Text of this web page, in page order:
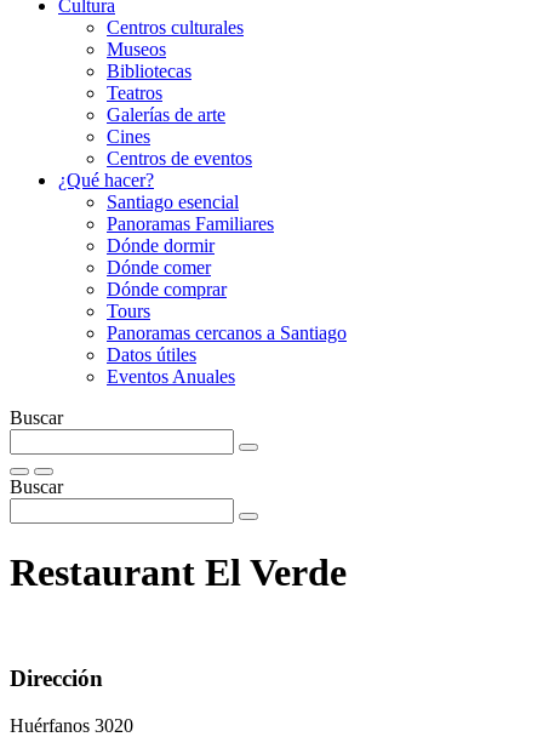
Cultura
Centros culturales
Museos
Bibliotecas
Teatros
Galerí­as de arte
Cines
Centros de eventos
¿Qué hacer?
Santiago esencial
Panoramas Familiares
Dónde dormir
Dónde comer
Dónde comprar
Tours
Panoramas cercanos a Santiago
Datos útiles
Eventos Anuales
Buscar
Buscar
Restaurant El Verde
Dirección
Huérfanos 3020